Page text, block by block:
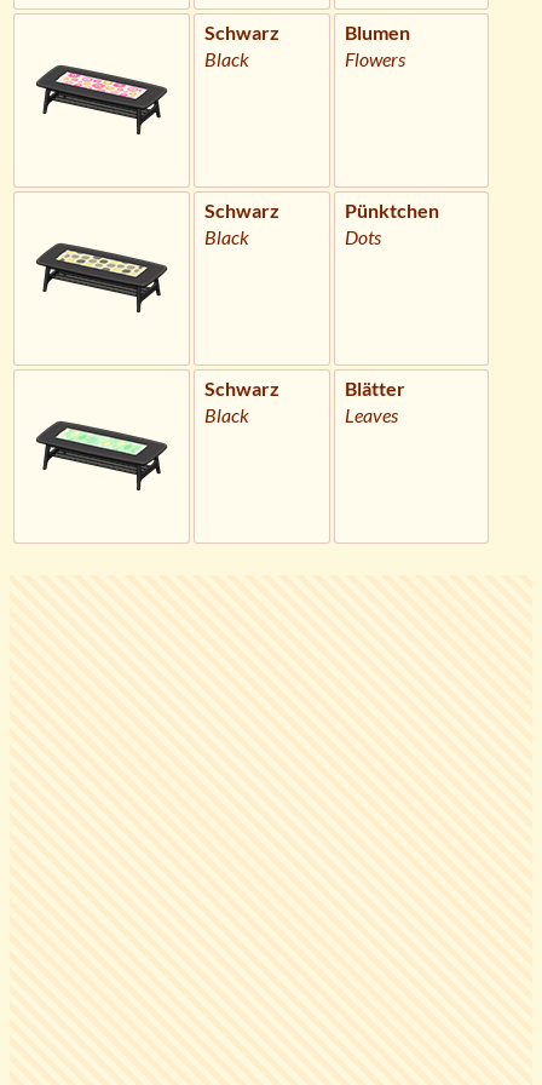
Schwarz
Black
Blumen
Flowers
Schwarz
Black
Pünktchen
Dots
Schwarz
Black
Blätter
Leaves